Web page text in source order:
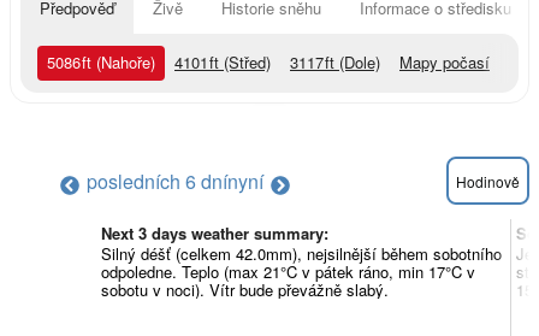
Předpověď Živě Historie sněhu Informace o středisku
5086ft (Nahoře) 4101ft (Střed) 3117ft (Dole) Mapy počasí
posledních 6 dnínyní Hodinově
Next 3 days weather summary:
Silný déšť (celkem 42.0mm), nejsilnější během sobotního
odpoledne. Teplo (max 21°C v pátek ráno, min 17°C v
sobotu v noci). Vítr bude převážně slabý.